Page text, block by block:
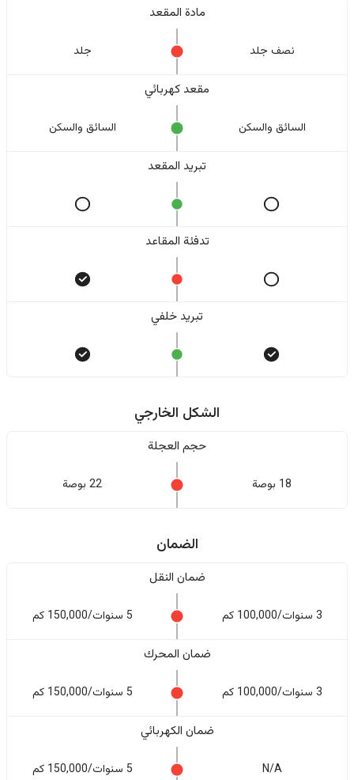
مادة المقعد
نصف جلد جلد
مقعد كهربائي
السائق والسکن السائق والسکن
تبريد المقعد
تدفئة المقاعد
تبريد خلفي
الشكل الخارجي
حجم العجلة
18 بوصة 22 بوصة
الضمان
ضمان النقل
3 سنوات/100,000 كم 5 سنوات/150,000 كم
ضمان المحرك
3 سنوات/100,000 كم 5 سنوات/150,000 كم
ضمان الكهربائي
N/A 5 سنوات/150,000 كم